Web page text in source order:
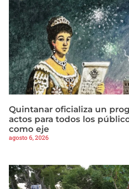
Quintanar oficializa un
actos para todos los
como eje
agosto 6, 2026